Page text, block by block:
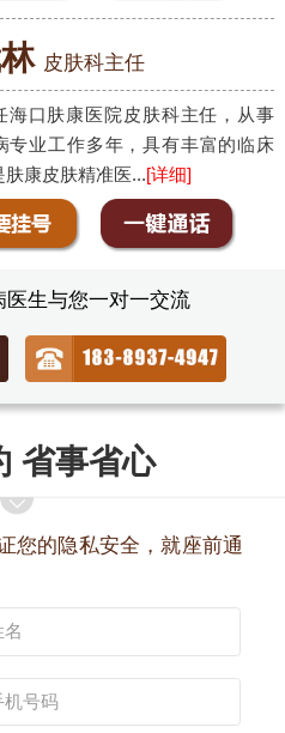
皮肤科主任
海口肤康医院皮肤科主任，从事
专业工作多年，具有丰富的临床
肤康皮肤精准医...[详细]
生与您一对一交流
省事省心
您的隐私安全，就座前通